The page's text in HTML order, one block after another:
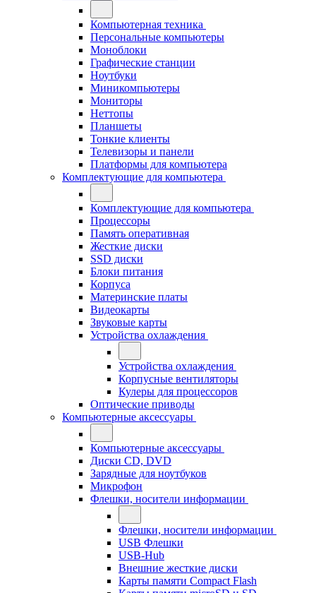
Компьютерная техника
Персональные компьютеры
Моноблоки
Графические станции
Ноутбуки
Миникомпьютеры
Мониторы
Неттопы
Планшеты
Тонкие клиенты
Телевизоры и панели
Платформы для компьютера
Комплектующие для компьютера
Комплектующие для компьютера
Процессоры
Память оперативная
Жесткие диски
SSD диски
Блоки питания
Корпуса
Материнские платы
Видеокарты
Звуковые карты
Устройства охлаждения
Устройства охлаждения
Корпусные вентиляторы
Кулеры для процессоров
Оптические приводы
Компьютерные аксессуары
Компьютерные аксессуары
Диски CD, DVD
Зарядные для ноутбуков
Микрофон
Флешки, носители информации
Флешки, носители информации
USB Флешки
USB-Hub
Внешние жесткие диски
Карты памяти Compact Flash